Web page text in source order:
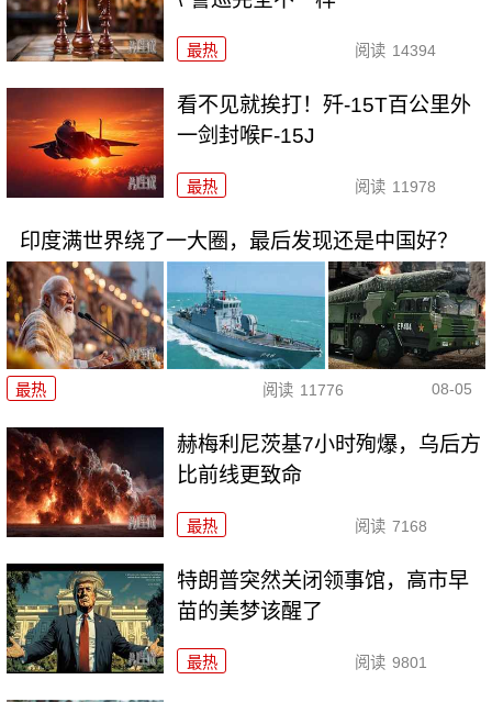
最热 阅读 14394
看不见就挨打！歼-15T百公里外
一剑封喉F-15J
最热 阅读 11978
印度满世界绕了一大圈，最后发现还是中国好？
最热 阅读 11776 08-05
赫梅利尼茨基7小时殉爆，乌后方
比前线更致命
最热 阅读 7168
特朗普突然关闭领事馆，高市早
苗的美梦该醒了
最热 阅读 9801